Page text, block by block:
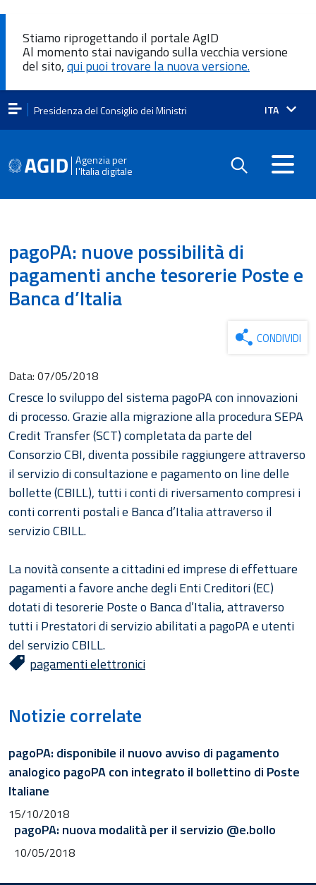
Stiamo riprogettando il portale AgID
Al momento stai navigando sulla vecchia versione
del sito,qui puoi trovare la nuova versione.
Presidenza del Consiglio dei Ministri Lingua
ITA
Agenzia per
l'Italia digitale
pagoPA: nuove possibilità di
pagamenti anche tesorerie Poste e
Banca d’Italia
CONDIVIDI
Data: 07/05/2018
Cresce lo sviluppo del sistema pagoPA con innovazioni
di processo. Grazie alla migrazione alla procedura SEPA
Credit Transfer (SCT) completata da parte del
Consorzio CBI, diventa possibile raggiungere attraverso
il servizio di consultazione e pagamento on line delle
bollette (CBILL), tutti i conti di riversamento compresi i
conti correnti postali e Banca d’Italia attraverso il
servizio CBILL.
La novità consente a cittadini ed imprese di effettuare
pagamenti a favore anche degli Enti Creditori (EC)
dotati di tesorerie Poste o Banca d’Italia, attraverso
tutti i Prestatori di servizio abilitati a pagoPA e utenti
del servizio CBILL.
pagamenti elettronici
Notizie correlate
pagoPA: disponibile il nuovo avviso di pagamento
analogico pagoPA con integrato il bollettino di Poste
Italiane
15/10/2018
pagoPA: nuova modalità per il servizio @e.bollo
10/05/2018